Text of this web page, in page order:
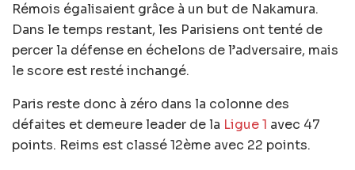
Rémois égalisaient grâce à un but de Nakamura.
Dans le temps restant, les Parisiens ont tenté de
percer la défense en échelons de l’adversaire, mais
le score est resté inchangé.
Paris reste donc à zéro dans la colonne des
défaites et demeure leader de la Ligue 1 avec 47
points. Reims est classé 12ème avec 22 points.